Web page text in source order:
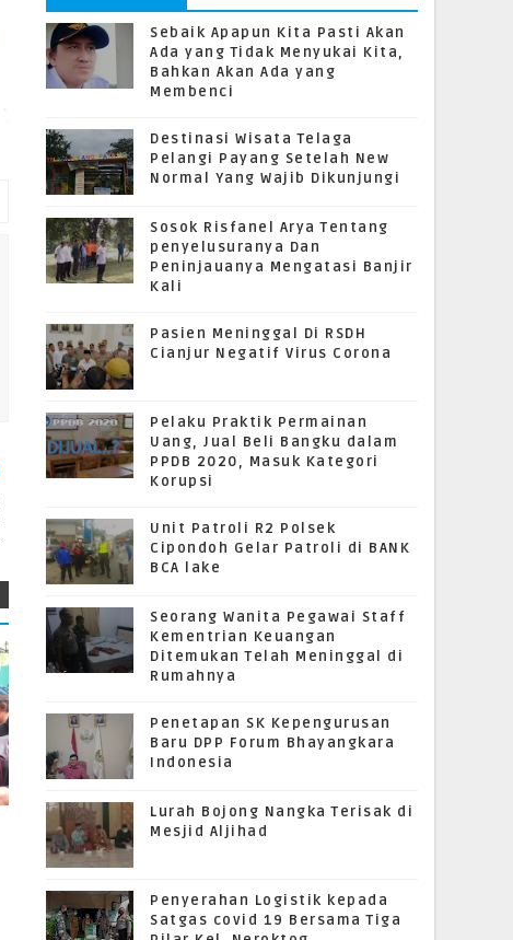
Sebaik Apapun Kita Pasti Akan
Ada yang Tidak Menyukai Kita,
Bahkan Akan Ada yang
Membenci
Destinasi Wisata Telaga
Pelangi Payang Setelah New
Normal Yang Wajib Dikunjungi
Sosok Risfanel Arya Tentang
penyelusuranya Dan
Peninjauanya Mengatasi Banjir
Kali
Pasien Meninggal Di RSDH
Cianjur Negatif Virus Corona
Pelaku Praktik Permainan
Uang, Jual Beli Bangku dalam
PPDB 2020, Masuk Kategori
Korupsi
Unit Patroli R2 Polsek
Cipondoh Gelar Patroli di BANK
BCA lake
Seorang Wanita Pegawai Staff
Kementrian Keuangan
Ditemukan Telah Meninggal di
Rumahnya
Penetapan SK Kepengurusan
Baru DPP Forum Bhayangkara
Indonesia
Lurah Bojong Nangka Terisak di
Mesjid Aljihad
Penyerahan Logistik kepada
Satgas covid 19 Bersama Tiga